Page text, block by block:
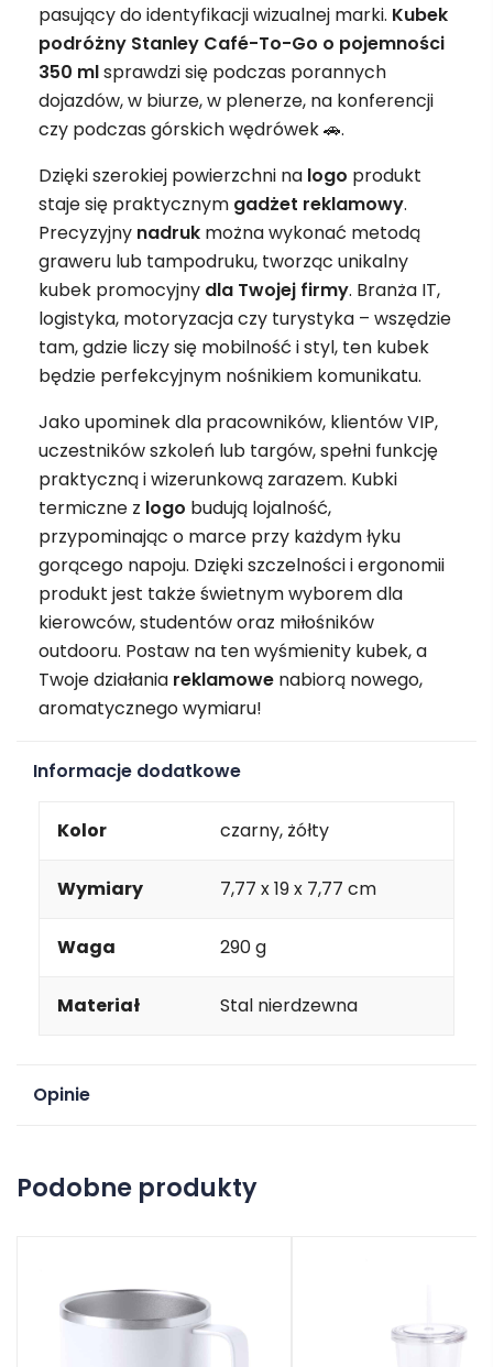
pasujący do identyfikacji wizualnej marki. Kubek
podróżny Stanley Café-To-Go o pojemności
350 mlsprawdzi się podczas porannych
dojazdów, w biurze, w plenerze, na konferencji
czy podczas górskich wędrówek 🚗.
Dzięki szerokiej powierzchni na logo produkt
staje się praktycznym gadżet reklamowy.
Precyzyjny nadruk można wykonać metodą
graweru lub tampodruku, tworząc unikalny
kubek promocyjny dla Twojej firmy. Branża IT,
logistyka, motoryzacja czy turystyka – wszędzie
tam, gdzie liczy się mobilność i styl, ten kubek
będzie perfekcyjnym nośnikiem komunikatu.
Jako upominek dla pracowników, klientów VIP,
uczestników szkoleń lub targów, spełni funkcję
praktyczną i wizerunkową zarazem. Kubki
termiczne z logo budują lojalność,
przypominając o marce przy każdym łyku
gorącego napoju. Dzięki szczelności i ergonomii
produkt jest także świetnym wyborem dla
kierowców, studentów oraz miłośników
outdooru. Postaw na ten wyśmienity kubek, a
Twoje działania reklamowe nabiorą nowego,
aromatycznego wymiaru!
Informacje dodatkowe
Kolor czarny, żółty
Wymiary 7,77 x 19 x 7,77 cm
Waga 290 g
Materiał Stal nierdzewna
Opinie
Podobne produkty